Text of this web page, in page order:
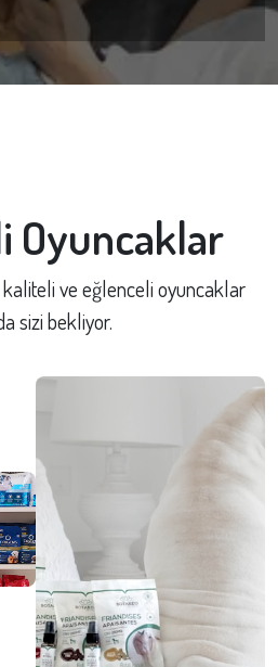
Oyuncaklar
kaliteli ve eğlenceli oyuncaklar
sizi bekliyor.